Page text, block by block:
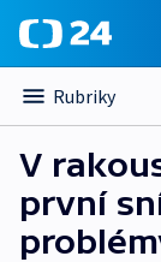
Rubriky
V
první